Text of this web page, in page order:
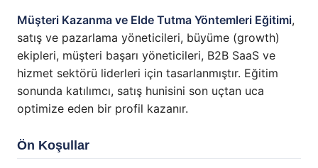
Müşteri Kazanma ve Elde Tutma Yöntemleri Eğitimi,
satış ve pazarlama yöneticileri, büyüme (growth)
ekipleri, müşteri başarı yöneticileri, B2B SaaS ve
hizmet sektörü liderleri için tasarlanmıştır. Eğitim
sonunda katılımcı, satış hunisini son uçtan uca
optimize eden bir profil kazanır.
Ön Koşullar